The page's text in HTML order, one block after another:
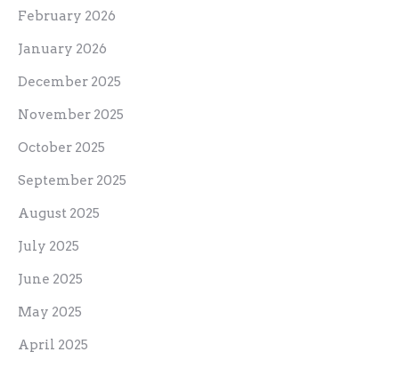
February 2026
January 2026
December 2025
November 2025
October 2025
September 2025
August 2025
July 2025
June 2025
May 2025
April 2025